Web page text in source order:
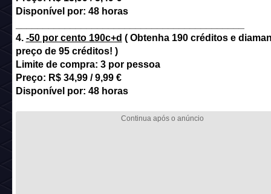
Disponível por: 48 horas
4. -50 por cento 190c+d ( Obtenha 190 créditos e
preço de 95 créditos! )
Limite de compra: 3 por pessoa
Preço: R$ 34,99 / 9,99 €
Disponível por: 48 horas